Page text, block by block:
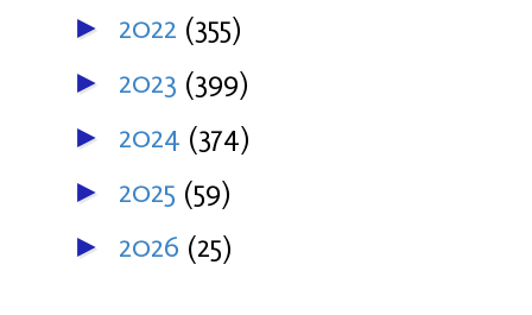
► 2022 (355)
► 2023 (399)
► 2024 (374)
► 2025 (59)
► 2026 (25)